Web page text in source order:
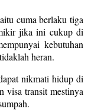
cuma berlaku tiga
jika ini cukup di
kebutuhan
heran.
nikmati hidup di
visa transit mestinya